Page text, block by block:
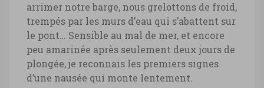
arrimer notre barge, nous grelottons de froid,
trempés par les murs d’eau qui s’abattent sur
le pont… Sensible au mal de mer, et encore
peu amarinée après seulement deux jours de
plongée, je reconnais les premiers signes
d’une nausée qui monte lentement.